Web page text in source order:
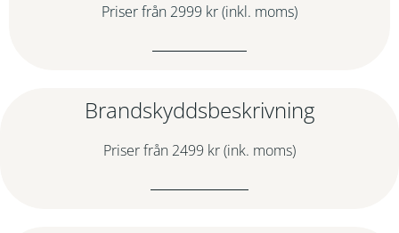
Priser från 2999 kr (inkl. moms)
Brandskyddsbeskrivning
Priser från 2499 kr (ink. moms)